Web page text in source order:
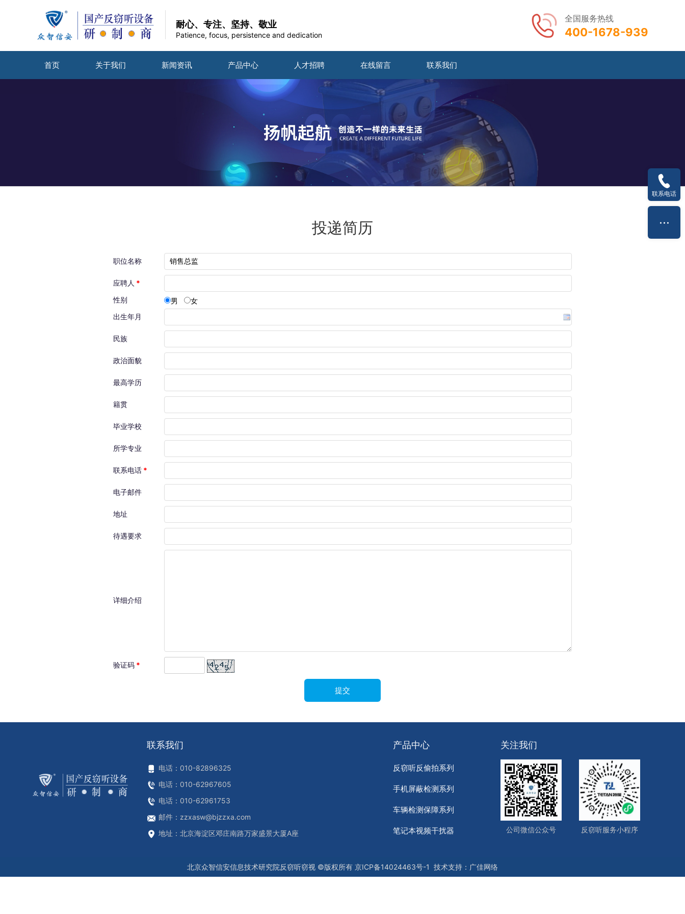
耐心、专注、坚持、敬业
Patience, focus, persistence and dedication
全国服务热线
400-1678-939
首页 关于我们 新闻资讯 产品中心 人才招聘 在线留言 联系我们
投递简历
职位名称
应聘人 *
性别
男
女
出生年月
民族
政治面貌
最高学历
籍贯
毕业学校
所学专业
联系电话 *
电子邮件
地址
待遇要求
详细介绍
验证码 *
联系我们
电话：010-82896325
电话：010-62967605
电话：010-62961753
邮件：zzxasw@bjzzxa.com
地址：北京海淀区邓庄南路万家盛景大厦A座
产品中心
反窃听反偷拍系列
手机屏蔽检测系列
车辆检测保障系列
笔记本视频干扰器
关注我们
公司微信公众号 反窃听服务小程序
北京众智信安信息技术研究院反窃听窃视 ©版权所有 京ICP备14024463号-1 技术支持： 广佳网络
联系电话